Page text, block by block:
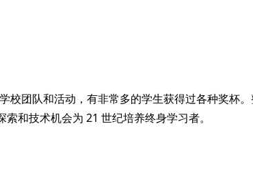
团队和活动，有非常多的学生获得过各种奖杯
和技术机会为 21 世纪培养终身学习者。